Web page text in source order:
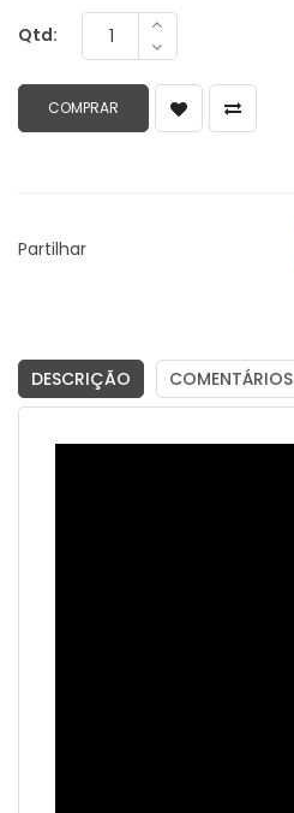
Qtd:
Partilhar
DESCRIÇÃO COMENTÁRIOS